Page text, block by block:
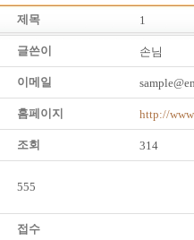
제목 1
글쓴이 손님
이메일
홈페이지 http://
조회 314
555
접수